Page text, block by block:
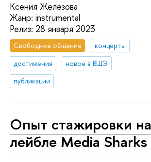
Ксения Железова
Жанр: instrumental
Релиз: 28 января 2023
Свободное общение
концерты
достижения
новое в ВШЭ
публикации
Опыт стажировки на
лейбле Media Sharks